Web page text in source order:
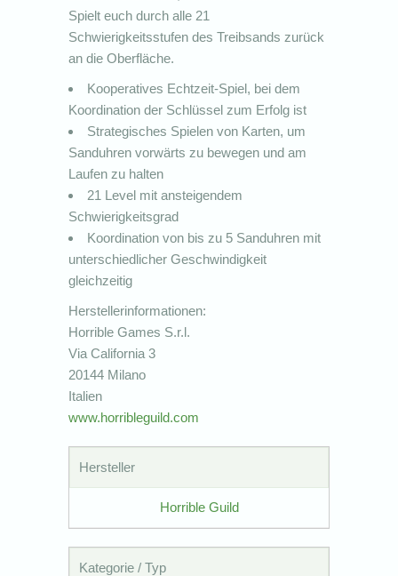
Spielt euch durch alle 21
Schwierigkeitsstufen des Treibsands zurück
an die Oberfläche.
Kooperatives Echtzeit-Spiel, bei dem
Koordination der Schlüssel zum Erfolg ist
Strategisches Spielen von Karten, um
Sanduhren vorwärts zu bewegen und am
Laufen zu halten
21 Level mit ansteigendem
Schwierigkeitsgrad
Koordination von bis zu 5 Sanduhren mit
unterschiedlicher Geschwindigkeit
gleichzeitig
Herstellerinformationen:
Horrible Games S.r.l.
Via California 3
20144 Milano
Italien
www.horribleguild.com
Hersteller
Horrible Guild
Kategorie / Typ